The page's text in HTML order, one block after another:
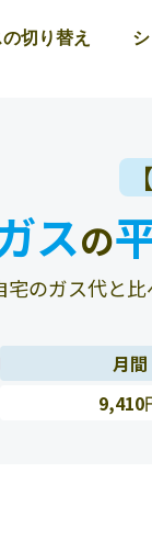
切り替え
スの
宅のガス代と
月間
9,410